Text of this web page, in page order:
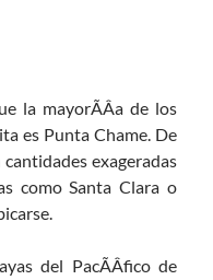
la mayorÃÂ­a de los
es Punta Chame. De
exageradas
como Santa Clara o
del PacÃÂ­fico de